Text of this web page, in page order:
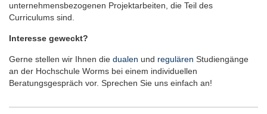
unternehmensbezogenen Projektarbeiten, die Teil des
Curriculums sind.
Interesse geweckt?
Gerne stellen wir Ihnen die dualen und regulären Studiengänge
an der Hochschule Worms bei einem individuellen
Beratungsgespräch vor. Sprechen Sie uns einfach an!